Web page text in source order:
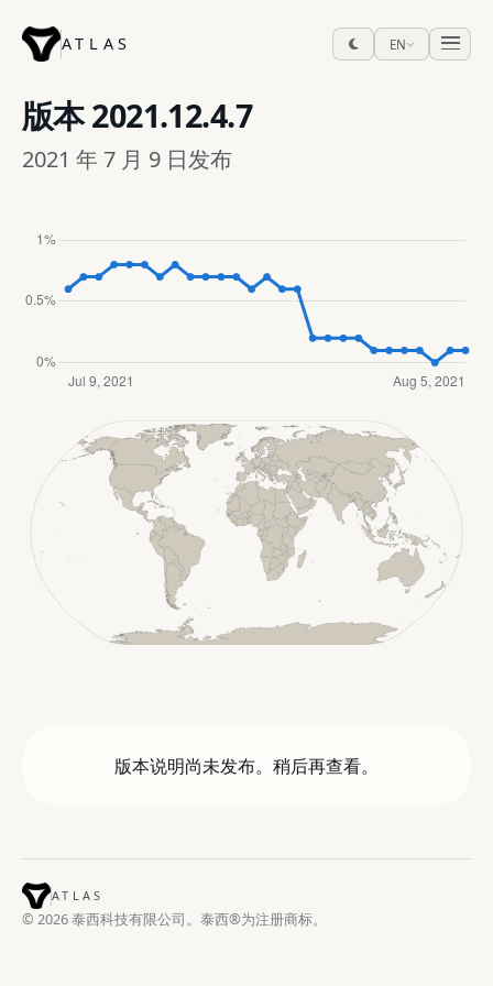
ATLAS EN
版本2021.12.4.7
2021 年 7 月 9 日发布
版本说明尚未发布。稍后再查看。
ATLAS
© 2026 泰西科技有限公司。泰西®为注册商标。